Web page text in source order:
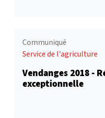
Communiqué
Service de l'agriculture
Vendanges 2018 -
exceptionnelle